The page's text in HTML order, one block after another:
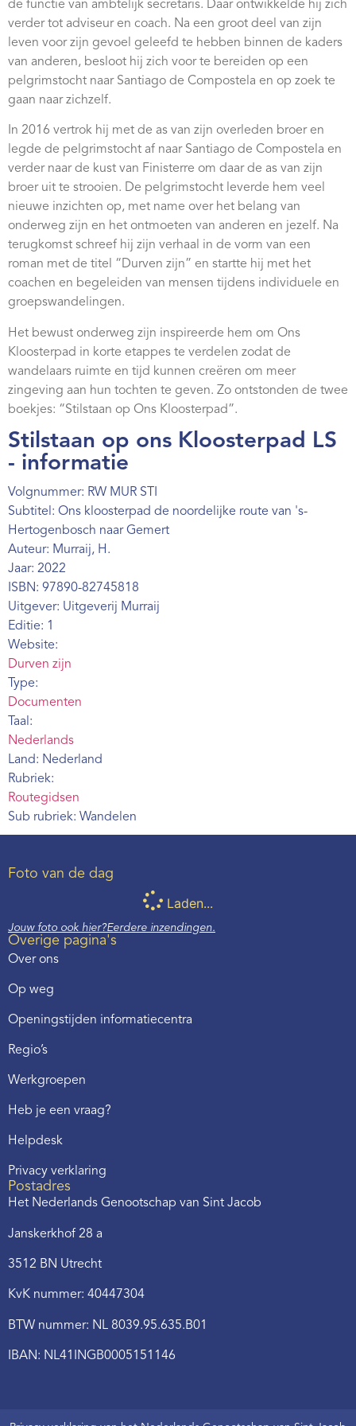
Contact
de functie van ambtelijk secretaris. Daar ontwikkelde hij zich
verder tot adviseur en coach. Na een groot deel van zijn
leven voor zijn gevoel geleefd te hebben binnen de kaders
van anderen, besloot hij zich voor te bereiden op een
pelgrimstocht naar Santiago de Compostela en op zoek te
gaan naar zichzelf.
In 2016 vertrok hij met de as van zijn overleden broer en
legde de pelgrimstocht af naar Santiago de Compostela en
verder naar de kust van Finisterre om daar de as van zijn
broer uit te strooien. De pelgrimstocht leverde hem veel
nieuwe inzichten op, met name over het belang van
onderweg zijn en het ontmoeten van anderen en jezelf. Na
terugkomst schreef hij zijn verhaal in de vorm van een
roman met de titel “Durven zijn” en startte hij met het
coachen en begeleiden van mensen tijdens individuele en
groepswandelingen.
Het bewust onderweg zijn inspireerde hem om Ons
Kloosterpad in korte etappes te verdelen zodat de
wandelaars ruimte en tijd kunnen creëren om meer
zingeving aan hun tochten te geven. Zo ontstonden de twee
boekjes: “Stilstaan op Ons Kloosterpad”.
Stilstaan op ons Kloosterpad LS
- informatie
Volgnummer: RW MUR STI
Subtitel: Ons kloosterpad de noordelijke route van 's-
Hertogenbosch naar Gemert
Auteur: Murraij, H.
Jaar: 2022
ISBN: 97890-82745818
Uitgever: Uitgeverij Murraij
Editie: 1
Website:
Durven zijn
Type:
Documenten
Taal:
Nederlands
Land: Nederland
Rubriek:
Routegidsen
Sub rubriek: Wandelen
Foto van de dag
Laden...
Jouw foto ook hier?Eerdere inzendingen.
Overige pagina's
Over ons
Op weg
Openingstijden informatiecentra
Regio’s
Werkgroepen
Heb je een vraag?
Helpdesk
Privacy verklaring
Postadres
Het Nederlands Genootschap van Sint Jacob
Janskerkhof 28 a
3512 BN Utrecht
KvK nummer: 40447304
BTW nummer: NL 8039.95.635.B01
IBAN: NL41INGB0005151146